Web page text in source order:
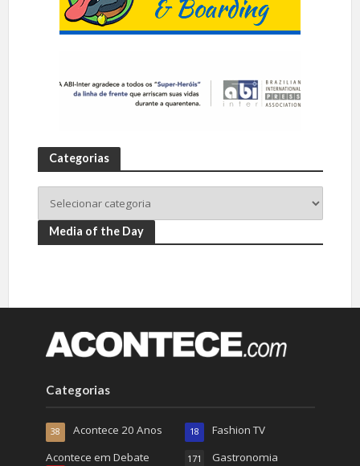
Categorias
Media of the Day
Categorias
Acontece 20 Anos
38
Acontece em Debate
Fashion TV
18
Gastronomia
171